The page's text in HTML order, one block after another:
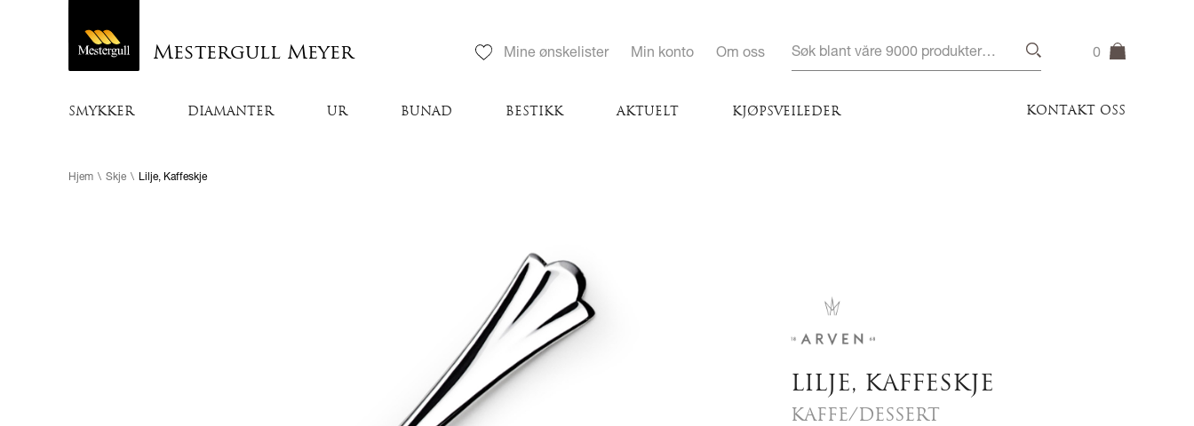
Mestergull Meyer Mine ønskelister Min konto Om oss 0
SMYKKER DIAMANTER UR BUNAD BESTIKK AKTUELT KJØPSVEILEDER KONTAKT OSS
Hjem \ Skje \ Lilje, Kaffeskje
LILJE, KAFFESKJE
KAFFE/DESSERT